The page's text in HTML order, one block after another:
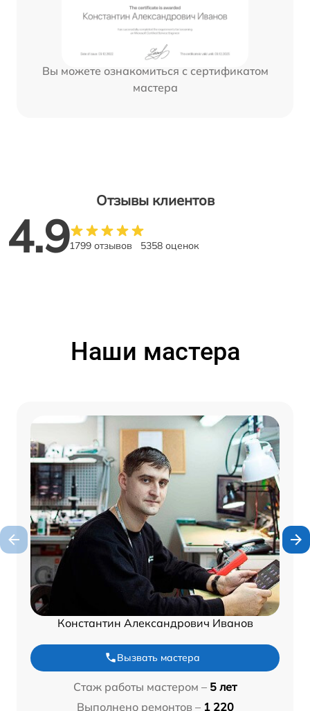
Вы можете ознакомиться с сертификатом
мастера
Отзывы клиентов
4.91799 отзывов 5358 оценок
Наши мастера
Константин Александрович Иванов
Вызвать мастера
Стаж работы мастером – 5 лет
Выполнено ремонтов – 1 220